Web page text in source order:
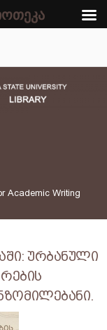
Academic Writing
ურბანული